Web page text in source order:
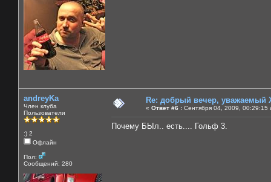
andreyKa
Член клуба
Пользователи
:) 2
Офлайн
Пол:
Сообщений: 280
Re: добрый вечер, уважаемый
« Ответ #6 : Сентября 04, 2009, 00:29:15
Почему БЫл.. есть.... Гольф 3.